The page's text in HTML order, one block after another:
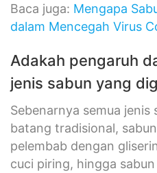
Baca juga: Mengapa
dalam Mencegah Virus
Adakah pengaruh
jenis sabun yang
Sebenarnya semua jenis
batang tradisional,
pelembab dengan
cuci piring, hingga